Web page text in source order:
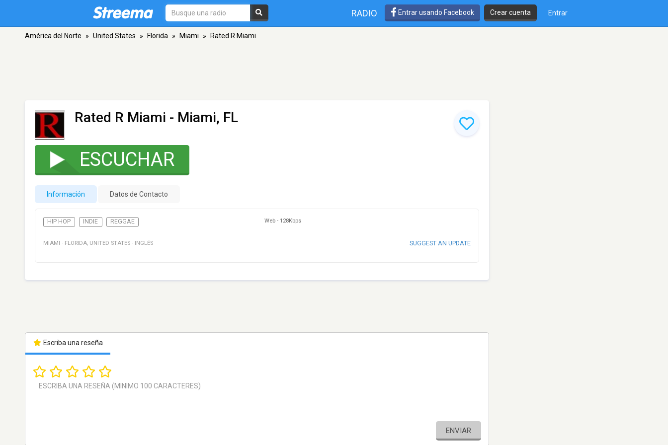
RADIO Entrar usando Facebook Crear cuenta Entrar
América del Norte » United States » Florida » Miami » Rated R Miami
Rated R Miami - Miami, FL
ESCUCHAR
Información Datos de Contacto
HIP HOP INDIE REGGAE Web - 128Kbps
MIAMI · FLORIDA, UNITED STATES · INGLÉS SUGGEST AN UPDATE
Escriba una reseña
ENVIAR